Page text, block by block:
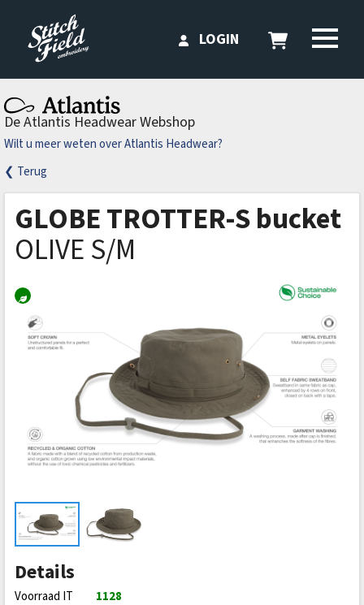
LOGIN
De Atlantis Headwear Webshop
Wilt u meer weten over Atlantis Headwear?
❮ Terug
GLOBE TROTTER-S bucket
OLIVE S/M
Details
1128